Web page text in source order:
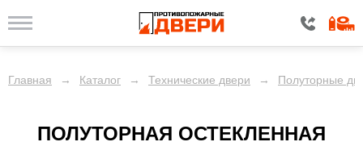
Главная → Каталог → Технические двери → Полуторные
ПОЛУТОРНАЯ ОСТЕКЛЕННАЯ